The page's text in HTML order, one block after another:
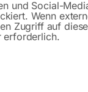
und Social-
Wenn
Zugriff auf
erforderlich.